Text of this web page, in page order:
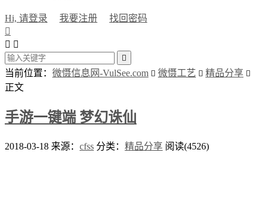
Hi, 请登录 我要注册
找回密码

 

当前位置： 微慑信息网-VulSee.com  微慑工艺  精品分享 
正文
手游一键端 梦幻诛仙
2018-03-18 来源： cfss 分类： 精品分享 阅读(4526)